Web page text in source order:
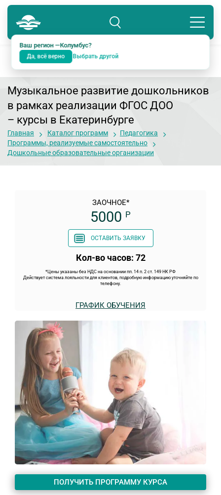
Колумбус
Подразделение: Екатеринбург
Ваш регион —Колумбус?
Да, всё верно Выбрать другой
8 800 234-18-38
Музыкальное развитие дошкольников
в рамках реализации ФГОС ДОО
– курсы в Екатеринбурге
Главная Каталог программ
Педагогика
Программы, реализуемые самостоятельно
Дошкольные образовательные организации
ЗАОЧНОЕ*
5000 Р
ОСТАВИТЬ ЗАЯВКУ
Кол-во часов: 72
*Цены указаны без НДС на основании пп. 14 п. 2 ст. 149 НК РФ
Действует система лояльности для клиентов, подробную информацию уточняйте по
телефону.
ГРАФИК ОБУЧЕНИЯ
ПОЛУЧИТЬ ПРОГРАММУ КУРСА